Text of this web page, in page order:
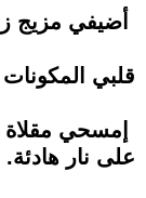
أضيفي مزيج
قلبي
إمسحي مقلاة
على نار هادئة.